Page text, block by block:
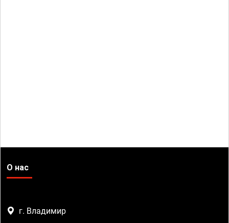
О нас
г. Владимир